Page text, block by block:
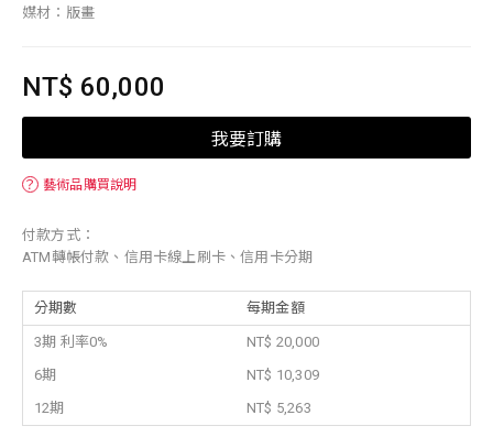
媒材：版畫
NT$ 60,000
我要訂購
？ 藝術品購買說明
付款方式：
ATM轉帳付款、信用卡線上刷卡、信用卡分期
分期數 每期金額
3期 利率0%
NT$ 20,000
6期
NT$ 10,309
12期
NT$ 5,263